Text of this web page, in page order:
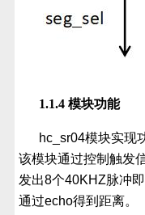
1.1.4 模块功能
hc_sr04模块实现
该模块通过控制触发
发出8个40KHZ脉冲
通过echo得到距离。